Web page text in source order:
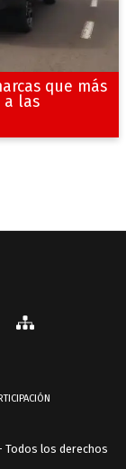
que más
a las
Todos los derechos